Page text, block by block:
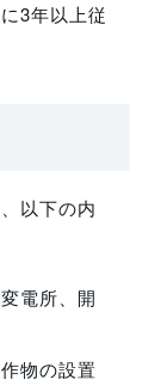
3年以上従
以下の内
電所、開
物の設置